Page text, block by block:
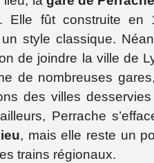
Elle fût construite en
style classique.
de joindre la ville de
de nombreuses
des villes
Perrache
, mais elle reste un
trains régionaux.